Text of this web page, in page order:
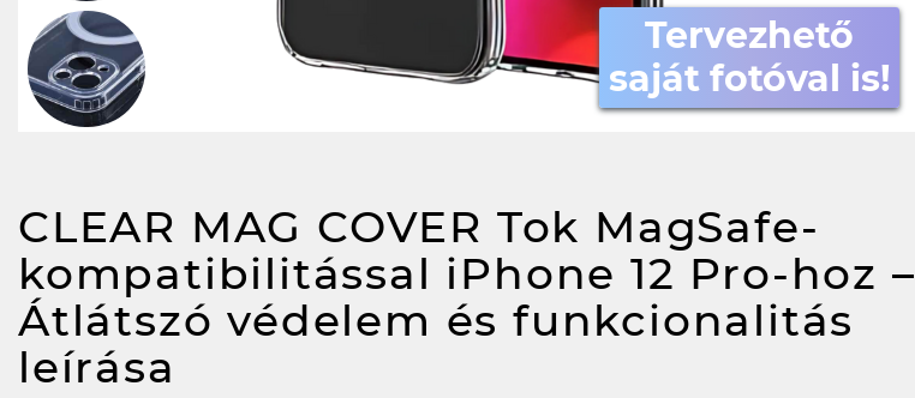
Tervezhető
saját fotóval is!
CLEAR MAG COVER Tok MagSafe-
kompatibilitással iPhone 12 Pro-hoz –
Átlátszó védelem és funkcionalitás
leírása